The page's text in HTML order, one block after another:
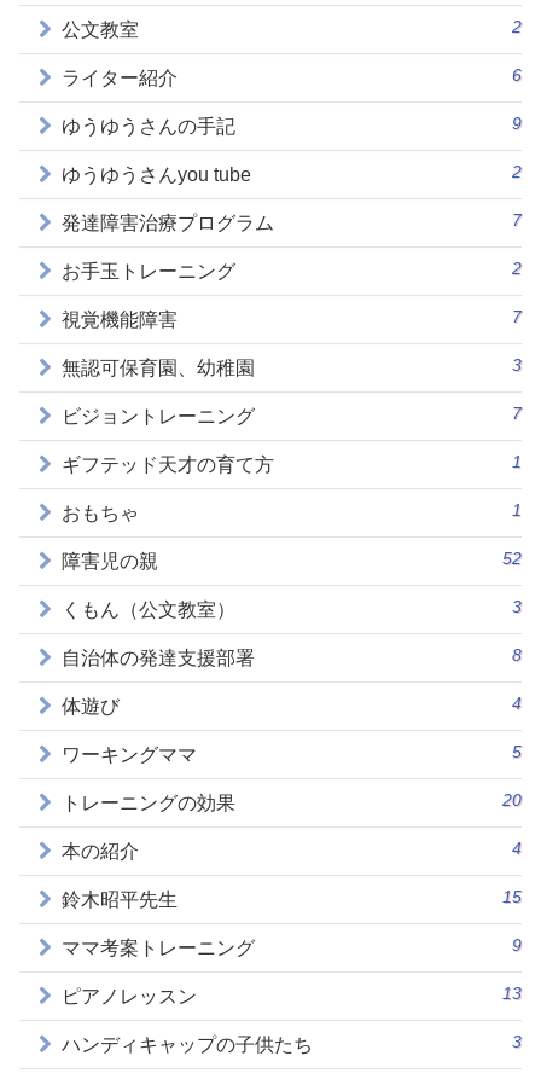
公文教室 2
ライター紹介 6
ゆうゆうさんの手記 9
ゆうゆうさんyou tube 2
発達障害治療プログラム 7
お手玉トレーニング 2
視覚機能障害 7
無認可保育園、幼稚園 3
ビジョントレーニング 7
ギフテッド天才の育て方 1
おもちゃ 1
障害児の親 52
くもん（公文教室） 3
自治体の発達支援部署 8
体遊び 4
ワーキングママ 5
トレーニングの効果 20
本の紹介 4
鈴木昭平先生 15
ママ考案トレーニング 9
ピアノレッスン 13
ハンディキャップの子供たち 3